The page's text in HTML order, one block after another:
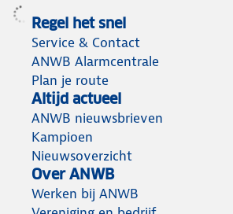
Regel het snel
Service & Contact
ANWB Alarmcentrale
Plan je route
Altijd actueel
ANWB nieuwsbrieven
Kampioen
Nieuwsoverzicht
Over ANWB
Werken bij ANWB